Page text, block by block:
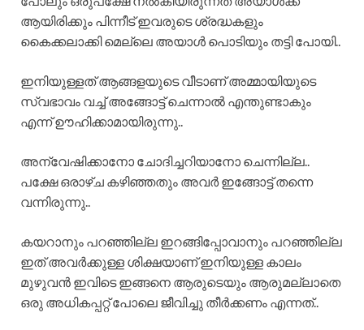
ആയിരിക്കും പിന്നീട് ഇവരുടെ ശ്രദ്ധകളും
കൈക്കലാക്കി മെല്ലെ അയാൾ പൊടിയും തട്ടി പോയി..
ഇനിയുള്ളത് ആങ്ങളയുടെ വീടാണ് അമ്മായിയുടെ
സ്വഭാവം വച്ച് അങ്ങോട്ട് ചെന്നാൽ എന്തുണ്ടാകും
എന്ന് ഊഹിക്കാമായിരുന്നു..
അന്വേഷിക്കാനോ ചോദിച്ചറിയാനോ ചെന്നില്ല..
പക്ഷേ ഒരാഴ്ച കഴിഞ്ഞതും അവർ ഇങ്ങോട്ട് തന്നെ
വന്നിരുന്നു..
കയറാനും പറഞ്ഞില്ല ഇറങ്ങിപ്പോവാനും പറഞ്ഞില്ല
ഇത് അവർക്കുള്ള ശിക്ഷയാണ് ഇനിയുള്ള കാലം
മുഴുവൻ ഇവിടെ ഇങ്ങനെ ആരുടെയും ആരുമല്ലാതെ
ഒരു അധികപ്പറ്റ് പോലെ ജീവിച്ചു തീർക്കണം എന്നത്..